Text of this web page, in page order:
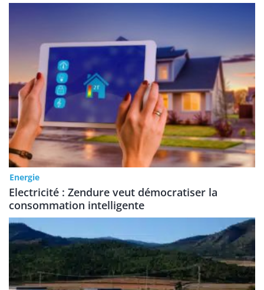
Energie
Electricité : Zendure veut démocratiser la
consommation intelligente